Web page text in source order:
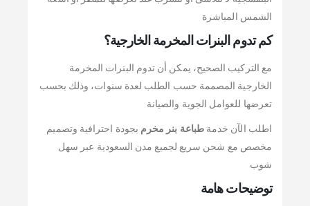
الشمس المباشرة
كم تدوم البنرات المخرمة الخارجية؟
مع التركيب الصحيح، يمكن أن تدوم البنرات المخرمة
الخارجية المصممة حسب الطلب لعدة سنوات، وذلك بحسب
تعرضها للعوامل الجوية والصيانة
اطلب الآن خدمةطباعة بنر مخرم بجودة احترافية وتصميم
مخصص مع شحن سريع لجميع مدن السعودية عبر سهل
شوب
توضيحات هامة